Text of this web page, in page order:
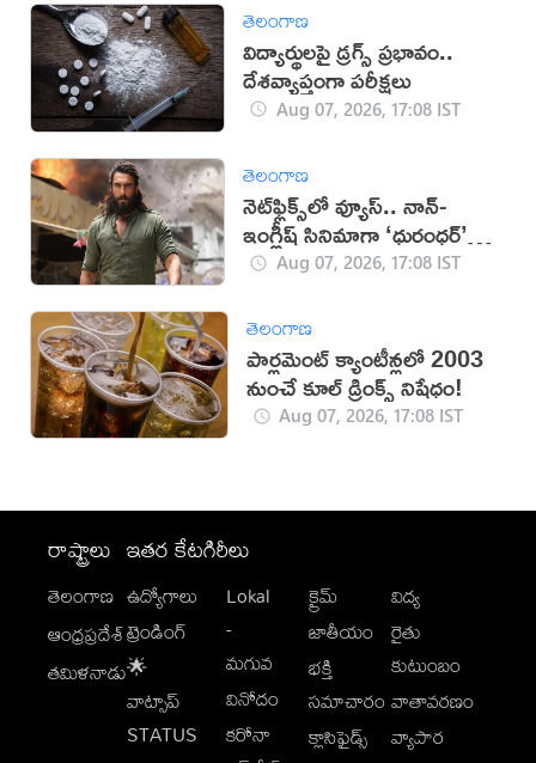
తెలంగాణ
విద్యార్థులపై డ్రగ్స్ ప్రభావం..
దేశవ్యాప్తంగా పరీక్షలు
Aug 07, 2026, 17:08 IST
తెలంగాణ
నెట్‌ఫ్లిక్స్‌లో వ్యూస్.. నాన్-
ఇంగ్లీష్ సినిమాగా ‘ధురంధర్’
రికార్డుAug 07, 2026, 17:08 IST
తెలంగాణ
పార్లమెంట్ క్యాంటీన్లలో 2003
నుంచే కూల్ డ్రింక్స్ నిషేధం!
Aug 07, 2026, 17:08 IST
రాష్ట్రాలు
తెలంగాణ
ఆంధ్రప్రదేశ్
తమిళనాడు
ఇతర కేటగిరీలు
ఉద్యోగాలు
ట్రెండింగ్
🌟
వాట్సాప్
STATUS
Lokal
-
మగువ
వినోదం
కరోనా
క్రైమ్
జాతీయం
భక్తి
సమాచారం
క్లాసిఫైడ్స్
విద్య
రైతు
కుటుంబం
వాతావరణం
వ్యాపార